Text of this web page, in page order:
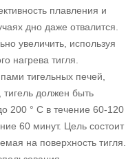
плавления и
дно даже отвалится.
увеличить, используя
нагрева тигля.
тигельных печей,
тигель должен быть
200 ° C в течение 60-120
60 минут. Цель состоит
на поверхность тигля.